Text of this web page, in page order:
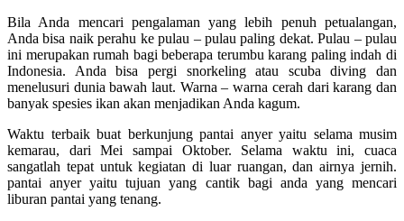
Bila Anda mencari pengalaman yang lebih penuh petualangan,
Anda bisa naik perahu ke pulau – pulau paling dekat. Pulau – pulau
ini merupakan rumah bagi beberapa terumbu karang paling indah di
Indonesia. Anda bisa pergi snorkeling atau scuba diving dan
menelusuri dunia bawah laut. Warna – warna cerah dari karang dan
banyak spesies ikan akan menjadikan Anda kagum.
Waktu terbaik buat berkunjung pantai anyer yaitu selama musim
kemarau, dari Mei sampai Oktober. Selama waktu ini, cuaca
sangatlah tepat untuk kegiatan di luar ruangan, dan airnya jernih.
pantai anyer yaitu tujuan yang cantik bagi anda yang mencari
liburan pantai yang tenang.